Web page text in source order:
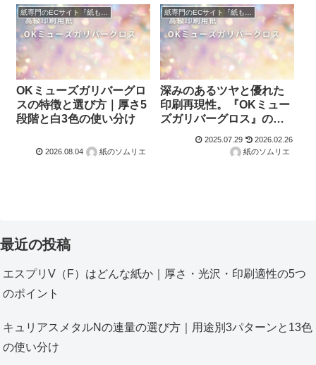
OKミューズガリバーグロ
スの特徴と選び方｜厚さ5
段階と白3色の使い分け
2026.08.04 紙のソムリエ
深みのあるツヤと優れた
印刷再現性。『OKミュー
ズガリバーグロス』の魅
2025.07.29
2026.02.26
紙のソムリエ
最近の投稿
エスプリV（F）はどんな紙か｜厚さ・光沢・印刷適性の5つ
のポイント
キュリアスメタルNの連量の選び方｜用途別3パターンと13色
の使い分け